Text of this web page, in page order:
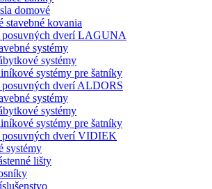
domové
stavebné kovania
posuvných dverí LAGUNA
systémy
systémy
systémy pre šatníky
posuvných dverí ALDORS
systémy
systémy
systémy pre šatníky
posuvných dverí VIDIEK
systémy
lišty